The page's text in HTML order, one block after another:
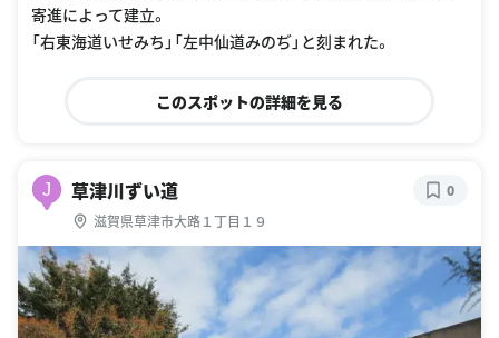
寄進によって建立。
「右東海道いせみち」「左中仙道みのぢ」と刻まれた。
このスポットの詳細を見る
J 草津川ずい道
滋賀県草津市大路１丁目１９
0